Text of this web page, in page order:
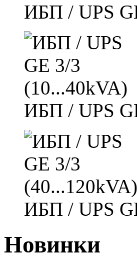
ИБП / UPS
ИБП / UPS
ИБП / UPS
Новинки